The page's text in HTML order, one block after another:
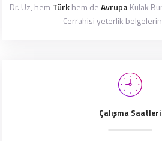
Dr. Uz, hem Türkhem deAvrupaKulak
Cerrahisi yeterlik
Çalışma Saatleri